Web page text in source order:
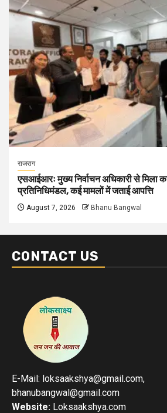
राजराग
एसआईआरः मुख्य निर्वाचन अधिकारी से मिला
प्रतिनिधिमंडल, कई मामलों में जताई आपत्ति
August 7, 2026 Bhanu Bangwal
CONTACT US
E-Mail: loksaakshya@gmail.com,
bhanubangwal@gmail.com
Website: Loksaakshya.com